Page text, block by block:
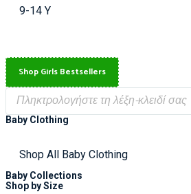
9-14 Y
Shop Girls Bestsellers
Baby Clothing
Shop All Baby Clothing
Baby Collections
Shop by Size